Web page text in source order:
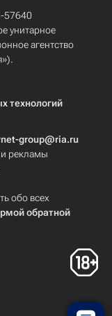
57640
унитарное
агентство
технологий
group@ria.ru
рекламы
обо всех
обратной